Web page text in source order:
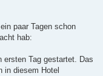
paar Tagen schon
hab:
ersten Tag gestartet. Das
in diesem Hotel